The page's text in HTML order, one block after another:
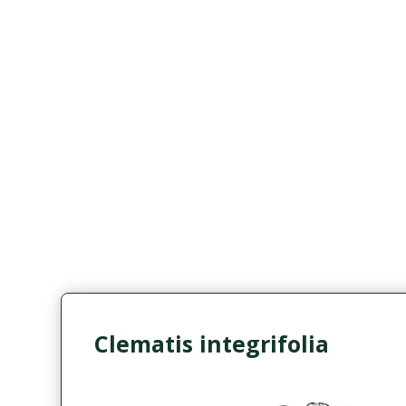
Clematis integrifolia